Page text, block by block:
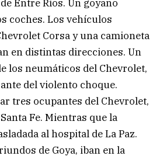
Entre Ríos. Un goyano
coches. Los vehículos
Corsa y una camioneta
en distintas direcciones. Un
los neumáticos del Chevrolet,
del violento choque.
tres ocupantes del Chevrolet,
Fe. Mientras que la
al hospital de La Paz.
de Goya, iban en la